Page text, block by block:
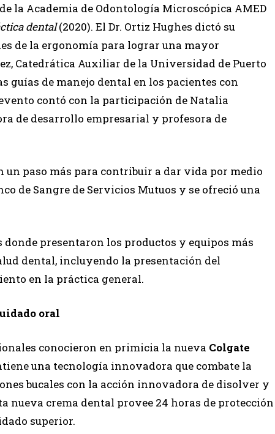
la Academia de Odontología Microscópica AMED
dental(2020). El Dr. Ortiz Hughes dictó su
de la ergonomía para lograr una mayor
Catedrática Auxiliar de la Universidad de Puerto
guías de manejo dental en los pacientes con
contó con la participación de Natalia
de desarrollo empresarial y profesora de
un paso más para contribuir a dar vida por medio
de Sangre de Servicios Mutuos y se ofreció una
presentaron los productos y equipos más
dental, incluyendo la presentación del
en la práctica general.
oral
conocieron en primicia la nueva Colgate
una tecnología innovadora que combate la
bucales con la acción innovadora de disolver y
nueva crema dental provee 24 horas de protección
superior.